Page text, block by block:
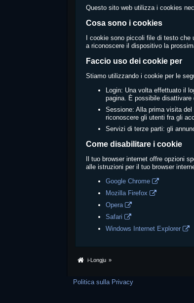
Questo sito web utilizza i cookies
Cosa sono i cookies
I cookie sono piccoli file di testo
a riconoscere il dispositivo la
Faccio uso dei cookie per
Stiamo utilizzando i cookie per le
Login: Una volta effettuato il
pagina. È possibile
Sessione: Alla prima visita
riconoscere gli utenti fra gli
Servizi di terze parti: gli
Come disabilitare i cookie
Il tuo browser internet offre opzioni
alle istruzioni per il tuo browser
Google Chrome
Mozilla Firefox
Opera
Safari
Windows Internet Explorer
i-Longju »
Politica sulla Privacy